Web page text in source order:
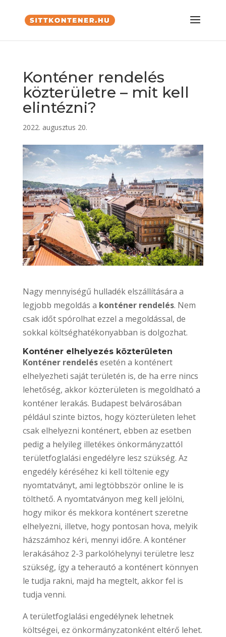
Konténer rendelés
közterületre – mit kell
elintézni?
2022. augusztus 20.
Nagy mennyiségű hulladék elszállítására a
legjobb megoldás a konténer rendelés. Nem
csak időt spórolhat ezzel a megoldással, de
sokkal költséghatékonyabban is dolgozhat.
Konténer elhelyezés közterületen
Konténer rendelésesetén a konténert
elhelyezheti saját területén is, de ha erre nincs
lehetőség, akkor közterületen is megoldható a
konténer lerakás. Budapest belvárosában
például szinte biztos, hogy közterületen lehet
csak elhelyezni konténert, ebben az esetben
pedig a helyileg illetékes önkormányzattól
területfoglalási engedélyre lesz szükség. Az
engedély kéréséhez ki kell töltenie egy
nyomtatványt, ami legtöbbször online le is
tölthető. A nyomtatványon meg kell jelölni,
hogy mikor és mekkora konténert szeretne
elhelyezni, illetve, hogy pontosan hova, melyik
házszámhoz kéri, mennyi időre. A konténer
lerakásához 2-3 parkolóhelynyi területre lesz
szükség, így a teherautó a konténert könnyen
le tudja rakni, majd ha megtelt, akkor fel is
tudja venni.
A területfoglalási engedélynek lehetnek
költségei, ez önkormányzatonként eltérő lehet.